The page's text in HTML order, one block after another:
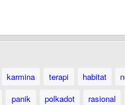
karmina terapi habitat
panik polkadot rasional